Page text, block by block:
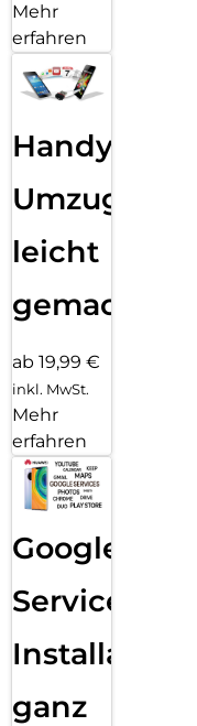
Mehr
erfahren
Handy
Umzug
leicht
gemacht!
ab 19,99 €
inkl. MwSt.
Mehr
erfahren
Google
Services
Installation
ganz